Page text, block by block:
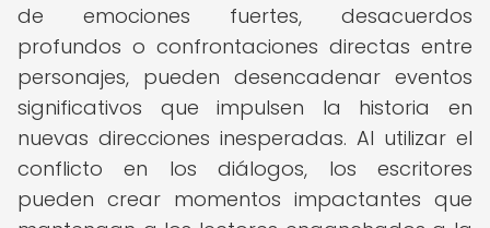
de emociones fuertes, desacuerdos
profundos o confrontaciones directas entre
personajes, pueden desencadenar eventos
significativos que impulsen la historia en
nuevas direcciones inesperadas. Al utilizar el
conflicto en los diálogos, los escritores
pueden crear momentos impactantes que